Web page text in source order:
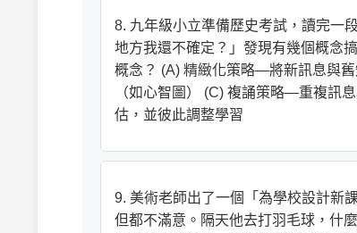
8. 九年級小立準備歷史考試，讀完一
地方我還不確定？」發現有幾個概念
概念？ (A) 精緻化策略—將新訊息與
（如心智圖） (C) 複誦策略—重複訊
估，並彼此調整學習
9. 美術老師出了一個「為學校設計新
但都不滿意。隔天他去打羽毛球，什